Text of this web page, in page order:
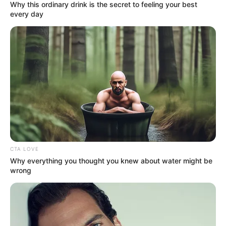
MANTÉNGASE EN ALERTA
Tenemos todas las noticias que le
interesan. Para estar bien informado, por
favor, active las notificaciones de Alerta.
ACTIVAR AHORA
TEMAS DESTACADOS
CIERRES VIALES EN BUCARAMANGA
TRANSVERSAL DEL CARARE
FLORIDABLANCA
LLUVIAS EN SANTANDER
CIERRES VIALES EN SANTANDER
Why this ordinary drink is the secret to feeling your best
every day
CTA LOVE
Why everything you thought you knew about water might be
wrong